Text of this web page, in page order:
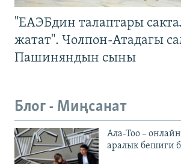
"ЕАЭБдин талаптары
жатат". Чолпон-Атадагы
Пашиняндын сыны
Блог - Миңсанат
Ала-Тоо –
аралык бешиги